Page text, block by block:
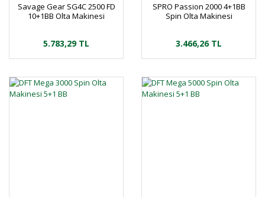
Savage Gear SG4C 2500 FD
10+1BB Olta Makinesi
5.783,29 TL
SPRO Passion 2000 4+1BB
Spin Olta Makinesi
3.466,26 TL